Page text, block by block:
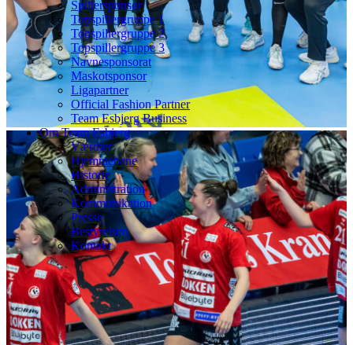
Spillersponsor
Topspillergruppe 1
Topspillergruppe 2
Topspillergruppe 3
Navnesponsorat
Maskotsponsor
Ligapartner
Official Fashion Partner
Team Esbjerg Business
Om Team Esbjerg
Værdier
Hjemmebane
Historie
Administration
Kommunikation
Presse
Bestyrelsen
Kontakt